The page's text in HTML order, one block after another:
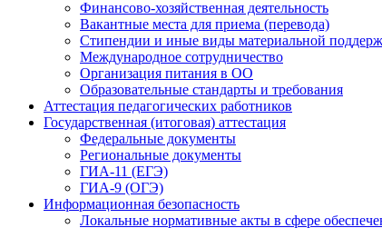
Финансово-хозяйственная деятельность
Вакантные места для приема (перевода)
Стипендии и иные виды материальной
Международное сотрудничество
Организация питания в ОО
Образовательные стандарты и требования
Аттестация педагогических работников
Государственная (итоговая) аттестация
Федеральные документы
Региональные документы
ГИА-11 (ЕГЭ)
ГИА-9 (ОГЭ)
Информационная безопасность
Локальные нормативные акты в сфере